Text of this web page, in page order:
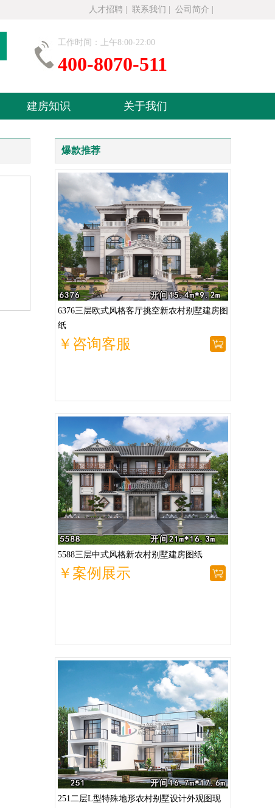
人才招聘 联系我们 公司简介
工作时间：上午8:00-22:00
400-8070-511
建房知识 关于我们
爆款推荐
6376三层欧式风格客厅挑空新农村别墅建房图
纸
￥咨询客服
5588三层中式风格新农村别墅建房图纸
￥案例展示
251二层L型特殊地形农村别墅设计外观图现